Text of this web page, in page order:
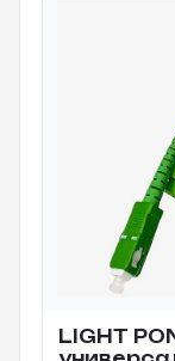
LIGHT